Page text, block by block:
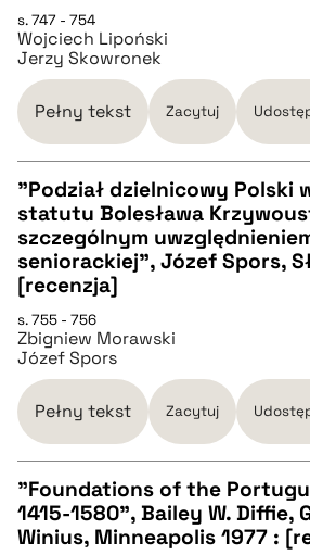
BIBTEX
pobierz cytat
s. 747 - 754
Wojciech Lipoński
Jerzy Skowronek
Pełny tekst Zacytuj
CZYSTY TEKST
pobierz cytat
BIBTEX
pobierz cytat
"Podział dzielnicowy Polski
statutu Bolesława
szczególnym
seniorackiej", Józef Spors,
[recenzja]
s. 755 - 756
Zbigniew Morawski
Józef Spors
Pełny tekst Zacytuj
CZYSTY TEKST
"Foundations of the
1415-1580", Bailey W. Diffie,
Winius, Minneapolis 1977 :